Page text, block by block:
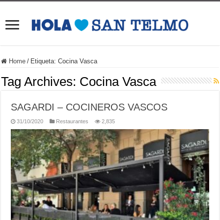
Home / Etiqueta:Cocina Vasca
Tag Archives: Cocina Vasca
SAGARDI – COCINEROS VASCOS
31/10/2020 Restaurantes 2,835